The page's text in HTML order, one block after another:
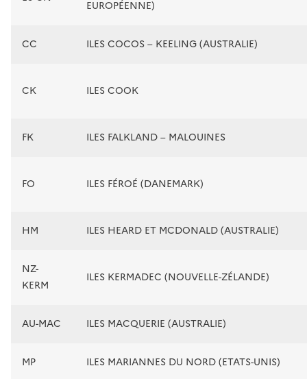
EUROPÉENNE)
CC ILES COCOS – KEELING (AUSTRALIE)
CK ILES COOK
FK ILES FALKLAND – MALOUINES
FO ILES FÉROÉ (DANEMARK)
HM ILES HEARD ET MCDONALD (AUSTRALIE)
NZ-
KERM
ILES KERMADEC (NOUVELLE-ZÉLANDE)
AU-MAC ILES MACQUERIE (AUSTRALIE)
MP ILES MARIANNES DU NORD (ETATS-UNIS)